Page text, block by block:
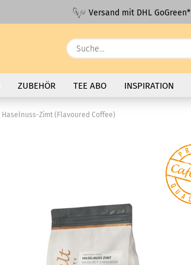
Versand mit DHL GoGreen*
ZUBEHÖR TEE ABO INSPIRATION
Haselnuss-Zimt (Flavoured Coffee)